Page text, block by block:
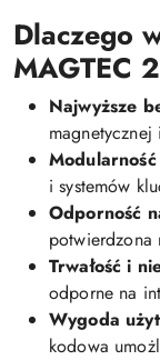
Dlaczego
MAGTEC
Najwyższe
Modularność
i systemów
Odporność
Trwałość i
odporne na
Wygoda
kodowa